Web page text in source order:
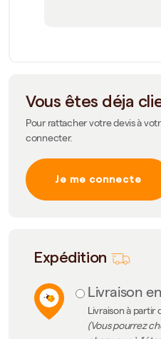
Vous êtes déja
Pour rattacher votre devis à
connecter.
Je me connecte
Expédition
Livraison
Livraison à partir
(Vous pourrez